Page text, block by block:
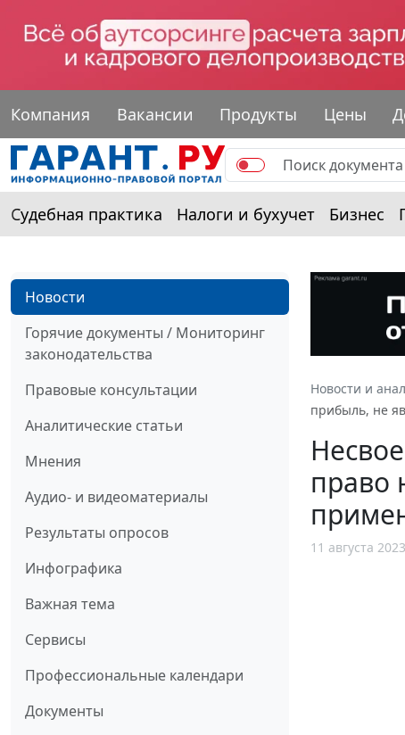
Компания Вакансии Продукты Цены
Судебная практика Налоги и бухучет Бизнес
Новости
Горячие документы / Мониторинг
законодательства
Правовые консультации
Аналитические статьи
Мнения
Аудио- и видеоматериалы
Результаты опросов
Инфографика
Важная тема
Сервисы
Профессиональные календари
Документы
Новости и
прибыль, не
право
11 августа